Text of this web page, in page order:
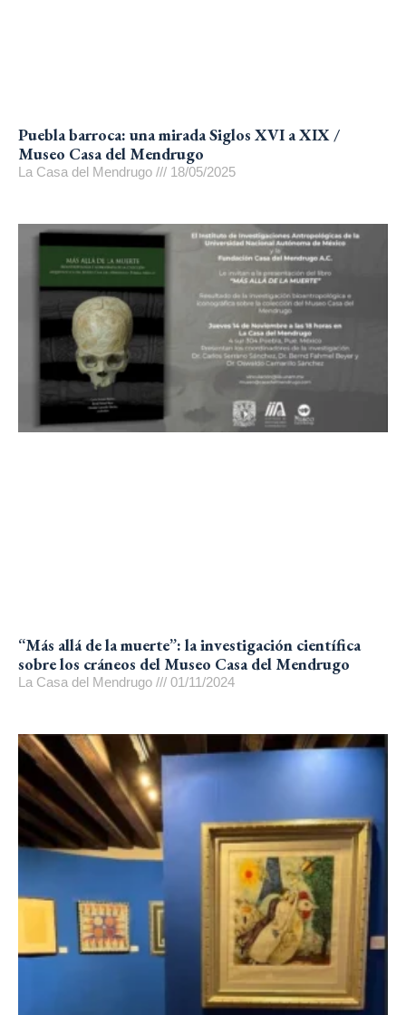
Puebla barroca: una mirada Siglos XVI a XIX /
Museo Casa del Mendrugo
La Casa del Mendrugo 18/05/2025
“Más allá de la muerte”: la investigación científica
sobre los cráneos del Museo Casa del Mendrugo
La Casa del Mendrugo 01/11/2024